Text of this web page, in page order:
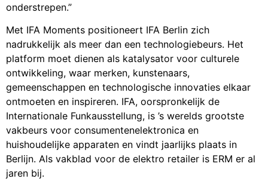
onderstrepen.”
Met IFA Moments positioneert IFA Berlin zich
nadrukkelijk als meer dan een technologiebeurs. Het
platform moet dienen als katalysator voor culturele
ontwikkeling, waar merken, kunstenaars,
gemeenschappen en technologische innovaties elkaar
ontmoeten en inspireren. IFA, oorspronkelijk de
Internationale Funkausstellung, is ’s werelds grootste
vakbeurs voor consumentenelektronica en
huishoudelijke apparaten en vindt jaarlijks plaats in
Berlijn. Als vakblad voor de elektro retailer is ERM er al
jaren bij.